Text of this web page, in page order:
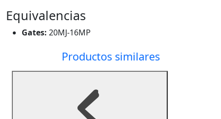
Equivalencias
Gates: 20MJ-16MP
Productos similares